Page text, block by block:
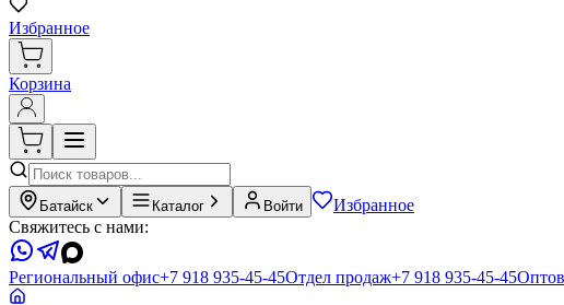
Избранное
Корзина
Батайск Каталог Войти
Избранное
Свяжитесь с нами:
Региональный офис+7 918 935-45-45Отдел продаж+7 918 935-45-45